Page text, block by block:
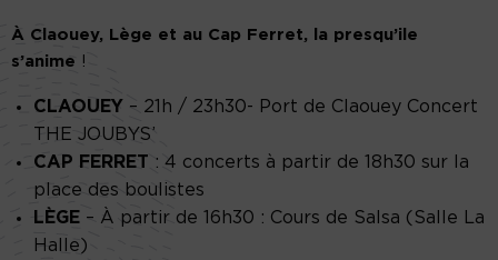
À Claouey, Lège et au Cap Ferret, la presqu’ile
s’anime !
CLAOUEY – 21h / 23h30- Port de Claouey Concert
THE JOUBYS’
CAP FERRET : 4 concerts à partir de 18h30 sur la
place des boulistes
LÈGE – À partir de 16h30 : Cours de Salsa (Salle La
Halle)